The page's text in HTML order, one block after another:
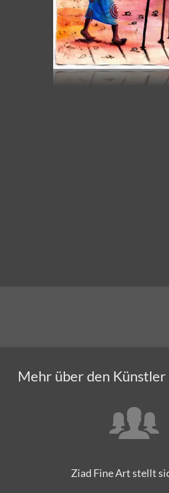
Mehr über den Künstler
Ziad Fine Art stellt